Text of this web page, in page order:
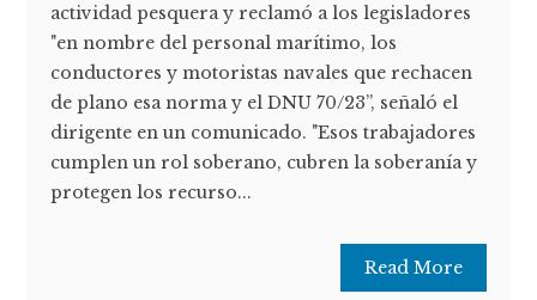
actividad pesquera y reclamó a los legisladores
"en nombre del personal marítimo, los
conductores y motoristas navales que rechacen
de plano esa norma y el DNU 70/23”, señaló el
dirigente en un comunicado. "Esos trabajadores
cumplen un rol soberano, cubren la soberanía y
protegen los recurso...
Read More